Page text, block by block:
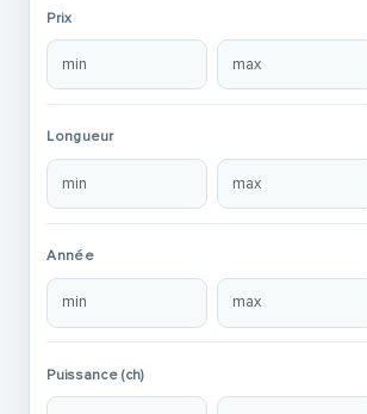
Prix
Longueur
Année
Puissance (ch)